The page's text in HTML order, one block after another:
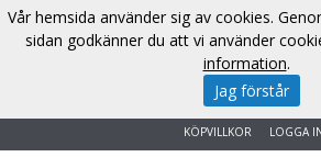
LOGGA
KÖPVILLKOR
Vår hemsida använder sig av cookies.
sidan godkänner du att vi använder
information.
Jag förstår